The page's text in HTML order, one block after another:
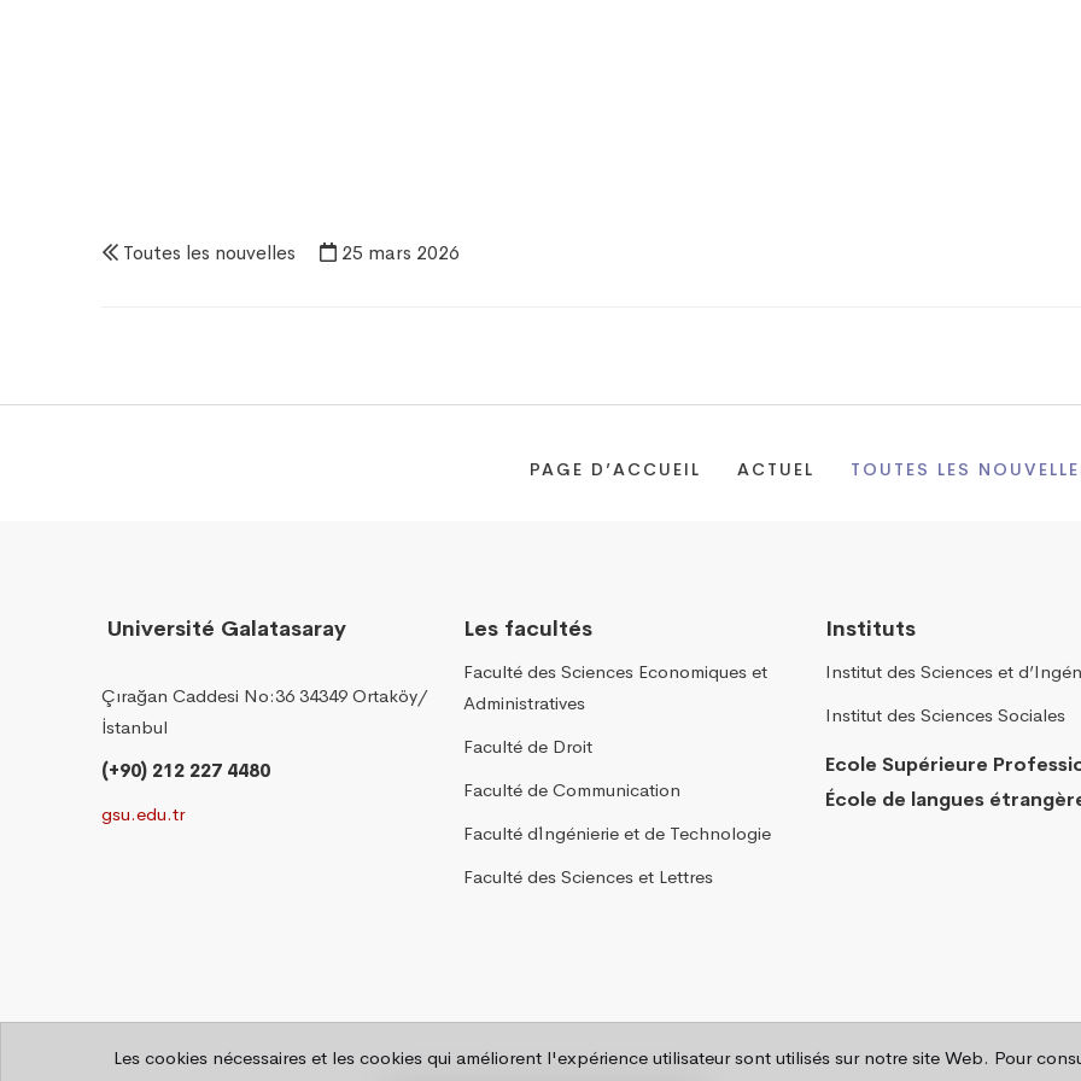
Toutes les nouvelles 25 mars 2026
PAGE D’ACCUEIL ACTUEL TOUTES LES
Université Galatasaray
Çırağan Caddesi No:36 34349 Ortaköy/
İstanbul
(+90) 212 227 4480
gsu.edu.tr
Les facultés
Faculté des Sciences Economiques et
Administratives
Faculté de Droit
Faculté de Communication
Faculté d´Ingénierie et de Technologie
Faculté des Sciences et Lettres
Instituts
Institut des Sciences et
Institut des Sciences Sociales
Ecole Supérieure
École de langues
Les cookies nécessaires et les cookies qui améliorent l'expérience utilisateur sont utilisés sur notre site Web. Pour